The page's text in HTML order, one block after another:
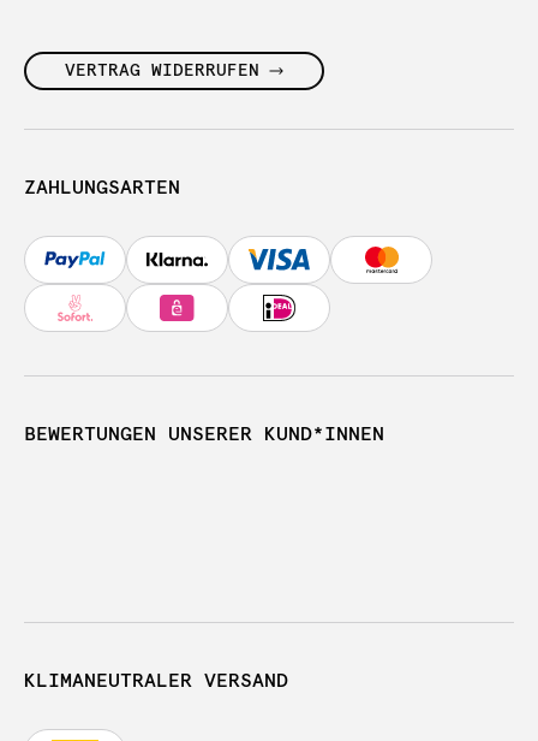
VERTRAG WIDERRUFEN
ZAHLUNGSARTEN
BEWERTUNGEN UNSERER KUND*INNEN
KLIMANEUTRALER VERSAND